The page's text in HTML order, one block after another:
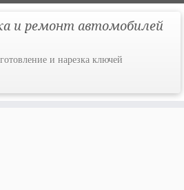
и ремонт автомобилей
и нарезка ключей